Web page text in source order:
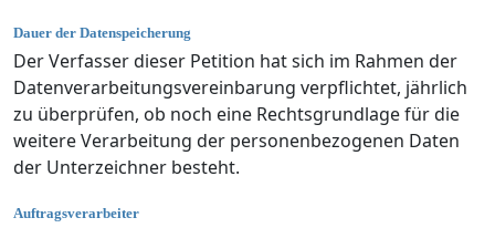
Dauer der Datenspeicherung
Der Verfasser dieser Petition hat sich im Rahmen der
Datenverarbeitungsvereinbarung verpflichtet, jährlich
zu überprüfen, ob noch eine Rechtsgrundlage für die
weitere Verarbeitung der personenbezogenen Daten
der Unterzeichner besteht.
Auftragsverarbeiter